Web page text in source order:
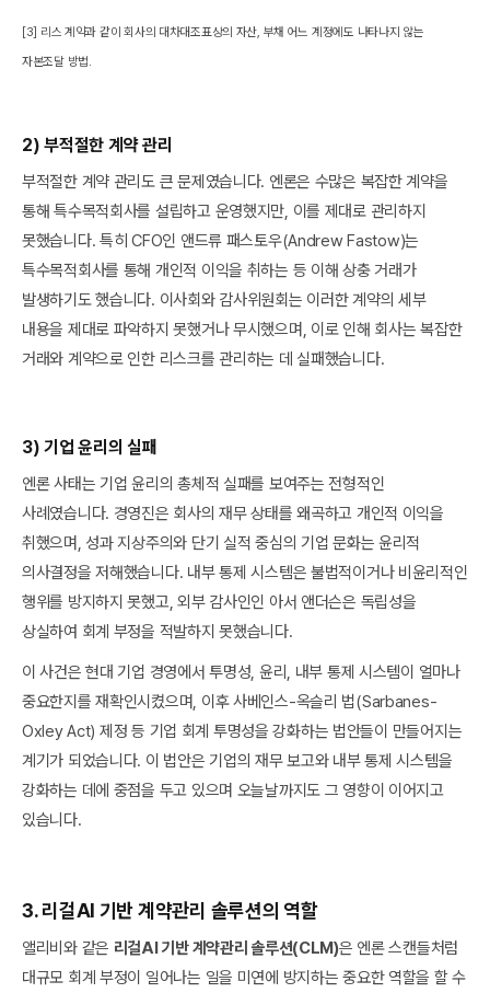
[3] 리스 계약과 같이 회사의 대차대조표상의 자산, 부채 어느 계정에도 나타나지 않는
자본조달 방법.
2) 부적절한 계약 관리
부적절한 계약 관리도 큰 문제였습니다. 엔론은 수많은 복잡한 계약을
통해 특수목적회사를 설립하고 운영했지만, 이를 제대로 관리하지
못했습니다. 특히 CFO인 앤드류 패스토우(Andrew Fastow)는
특수목적회사를 통해 개인적 이익을 취하는 등 이해 상충 거래가
발생하기도 했습니다. 이사회와 감사위원회는 이러한 계약의 세부
내용을 제대로 파악하지 못했거나 무시했으며, 이로 인해 회사는 복잡한
거래와 계약으로 인한 리스크를 관리하는 데 실패했습니다.
3) 기업 윤리의 실패
엔론 사태는 기업 윤리의 총체적 실패를 보여주는 전형적인
사례였습니다. 경영진은 회사의 재무 상태를 왜곡하고 개인적 이익을
취했으며, 성과 지상주의와 단기 실적 중심의 기업 문화는 윤리적
의사결정을 저해했습니다. 내부 통제 시스템은 불법적이거나 비윤리적인
행위를 방지하지 못했고, 외부 감사인인 아서 앤더슨은 독립성을
상실하여 회계 부정을 적발하지 못했습니다.
이 사건은 현대 기업 경영에서 투명성, 윤리, 내부 통제 시스템이 얼마나
중요한지를 재확인시켰으며, 이후 사베인스-옥슬리 법(Sarbanes-
Oxley Act) 제정 등 기업 회계 투명성을 강화하는 법안들이 만들어지는
계기가 되었습니다. 이 법안은 기업의 재무 보고와 내부 통제 시스템을
강화하는 데에 중점을 두고 있으며 오늘날까지도 그 영향이 이어지고
있습니다.
3. 리걸AI 기반 계약관리 솔루션의 역할
앨리비와 같은 리걸AI 기반 계약관리 솔루션(CLM)은 엔론 스캔들처럼
대규모 회계 부정이 일어나는 일을 미연에 방지하는 중요한 역할을 할 수